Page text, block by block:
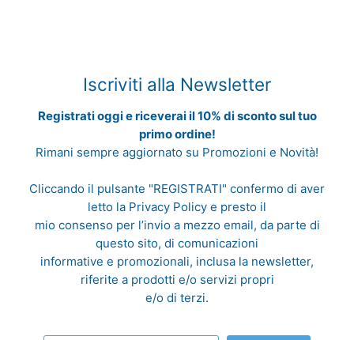
Iscriviti alla Newsletter
Registrati oggi e riceverai il 10% di sconto sul tuo
primo ordine!
Rimani sempre aggiornato su Promozioni e Novità!
Cliccando il pulsante "REGISTRATI" confermo di aver
letto la Privacy Policy e presto il
mio consenso per l’invio a mezzo email, da parte di
questo sito, di comunicazioni
informative e promozionali, inclusa la newsletter,
riferite a prodotti e/o servizi propri
e/o di terzi.